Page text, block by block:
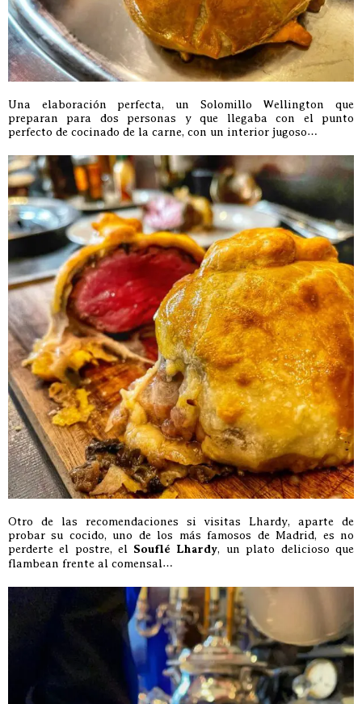
Una elaboración perfecta, un Solomillo Wellington que
preparan para dos personas y que llegaba con el punto
perfecto de cocinado de la carne, con un interior jugoso…
Otro de las recomendaciones si visitas Lhardy, aparte de
probar su cocido, uno de los más famosos de Madrid, es no
perderte el postre, el Souflé Lhardy, un plato delicioso que
flambean frente al comensal…